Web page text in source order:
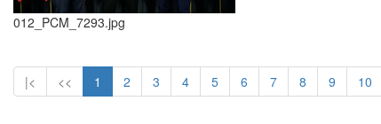
012_PCM_7293.jpg
|< << 1 2 3 4 5 6 7 8 9 10